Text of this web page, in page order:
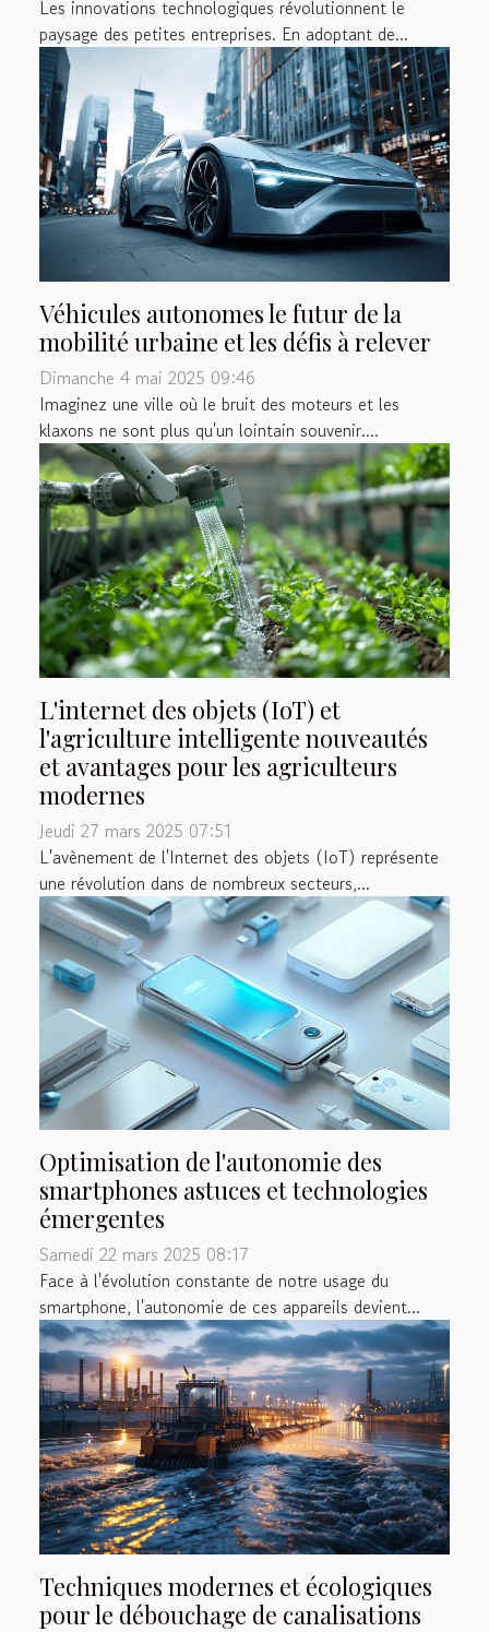
Les innovations technologiques révolutionnent le
paysage des petites entreprises. En adoptant de...
Véhicules autonomes le futur de la
mobilité urbaine et les défis à relever
Dimanche 4 mai 2025 09:46
Imaginez une ville où le bruit des moteurs et les
klaxons ne sont plus qu'un lointain souvenir....
L'internet des objets (IoT) et
l'agriculture intelligente nouveautés
et avantages pour les agriculteurs
modernes
Jeudi 27 mars 2025 07:51
L'avènement de l'Internet des objets (IoT) représente
une révolution dans de nombreux secteurs,...
Optimisation de l'autonomie des
smartphones astuces et technologies
émergentes
Samedi 22 mars 2025 08:17
Face à l'évolution constante de notre usage du
smartphone, l'autonomie de ces appareils devient...
Techniques modernes et écologiques
pour le débouchage de canalisations